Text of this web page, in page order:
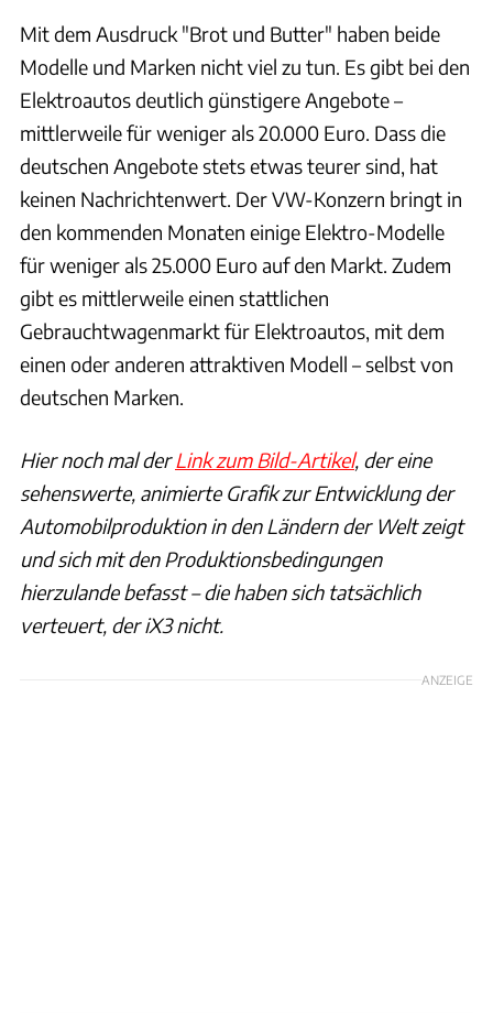
Mit dem Ausdruck "Brot und Butter" haben beide
Modelle und Marken nicht viel zu tun. Es gibt bei den
Elektroautos deutlich günstigere Angebote –
mittlerweile für weniger als 20.000 Euro. Dass die
deutschen Angebote stets etwas teurer sind, hat
keinen Nachrichtenwert. Der VW-Konzern bringt in
den kommenden Monaten einige Elektro-Modelle
für weniger als 25.000 Euro auf den Markt. Zudem
gibt es mittlerweile einen stattlichen
Gebrauchtwagenmarkt für Elektroautos, mit dem
einen oder anderen attraktiven Modell – selbst von
deutschen Marken.
Hier noch mal derLink zum Bild-Artikel, der eine
sehenswerte, animierte Grafik zur Entwicklung der
Automobilproduktion in den Ländern der Welt zeigt
und sich mit den Produktionsbedingungen
hierzulande befasst – die haben sich tatsächlich
verteuert, der iX3 nicht.
ANZEIGE